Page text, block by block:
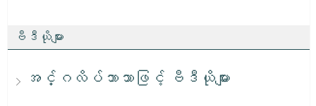
ဗီဒီယိုများ
အင်္ဂလိပ်ဘာသာဖြင့် ဗီဒီယိုများ